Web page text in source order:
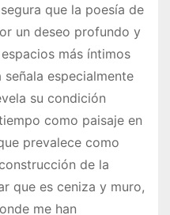
que la poesía de
un deseo profundo y
más íntimos
señala especialmente
su condición
como paisaje en
prevalece como
de la
que es ceniza y muro,
me han